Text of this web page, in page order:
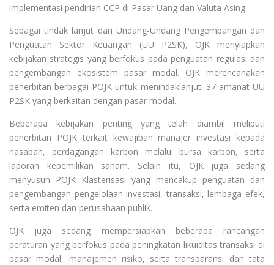
implementasi pendirian CCP di Pasar Uang dan Valuta Asing.
Sebagai tindak lanjut dari Undang-Undang Pengembangan dan
Penguatan Sektor Keuangan (UU P2SK), OJK menyiapkan
kebijakan strategis yang berfokus pada penguatan regulasi dan
pengembangan ekosistem pasar modal. OJK merencanakan
penerbitan berbagai POJK untuk menindaklanjuti 37 amanat UU
P2SK yang berkaitan dengan pasar modal.
Beberapa kebijakan penting yang telah diambil meliputi
penerbitan POJK terkait kewajiban manajer investasi kepada
nasabah, perdagangan karbon melalui bursa karbon, serta
laporan kepemilikan saham. Selain itu, OJK juga sedang
menyusun POJK Klasterisasi yang mencakup penguatan dan
pengembangan pengelolaan investasi, transaksi, lembaga efek,
serta emiten dan perusahaan publik.
OJK juga sedang mempersiapkan beberapa rancangan
peraturan yang berfokus pada peningkatan likuiditas transaksi di
pasar modal, manajemen risiko, serta transparansi dan tata